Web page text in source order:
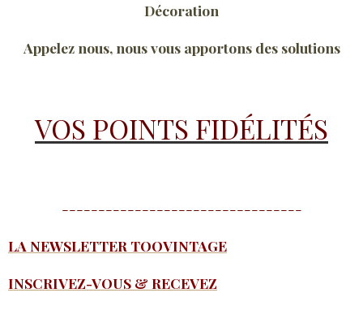
Décoration
Appelez nous, nous vous apportons des solutions
VOS POINTS FIDÉLITÉS
---------------------------------
LA NEWSLETTER TOOVINTAGE
INSCRIVEZ-VOUS & RECEVEZ